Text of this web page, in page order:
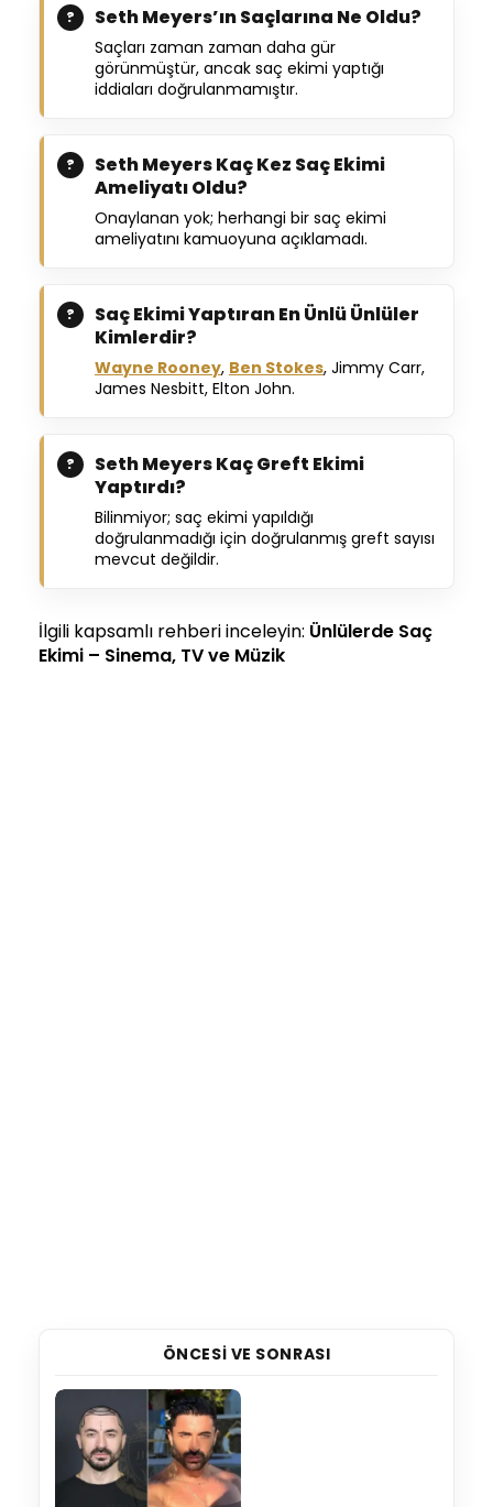
Seth Meyers’ın Saçlarına Ne Oldu?
Saçları zaman zaman daha gür
görünmüştür, ancak saç ekimi yaptığı
iddiaları doğrulanmamıştır.
Seth Meyers Kaç Kez Saç Ekimi
Ameliyatı Oldu?
Onaylanan yok; herhangi bir saç ekimi
ameliyatını kamuoyuna açıklamadı.
Saç Ekimi Yaptıran En Ünlü Ünlüler
Kimlerdir?
Wayne Rooney, Ben Stokes, Jimmy Carr,
James Nesbitt, Elton John.
Seth Meyers Kaç Greft Ekimi
Yaptırdı?
Bilinmiyor; saç ekimi yapıldığı
doğrulanmadığı için doğrulanmış greft sayısı
mevcut değildir.
İlgili kapsamlı rehberi inceleyin: Ünlülerde Saç
Ekimi – Sinema, TV ve Müzik
ÖNCESI VE SONRASI